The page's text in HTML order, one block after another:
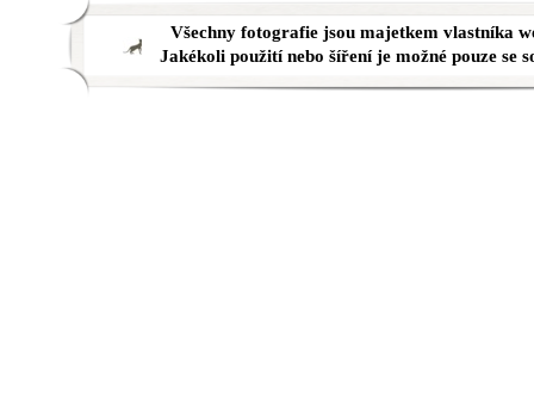
Všechny fotografie jsou majetkem vlastníka
Jakékoli použití nebo šíření je možné pouze se